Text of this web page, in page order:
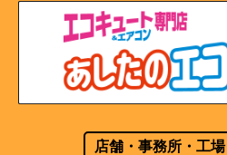
店舗・事務所・工